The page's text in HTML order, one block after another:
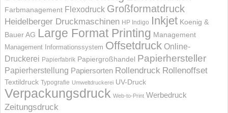
Farbmanagement Flexodruck Großformatdruck
Heidelberger Druckmaschinen HP Indigo Inkjet Koenig &
Bauer AG Large Format Printing Management
Management Informations­system Offsetdruck Online-
Druckerei Papierfabrik Papiergroßhandel Papierhersteller
Papierherstellung Papiersorten Rollendruck Rollenoffset
Textildruck Typografie Umweltdruckerei UV-Druck
Verpackungsdruck Web-to-Print Werbedruck
Zeitungsdruck